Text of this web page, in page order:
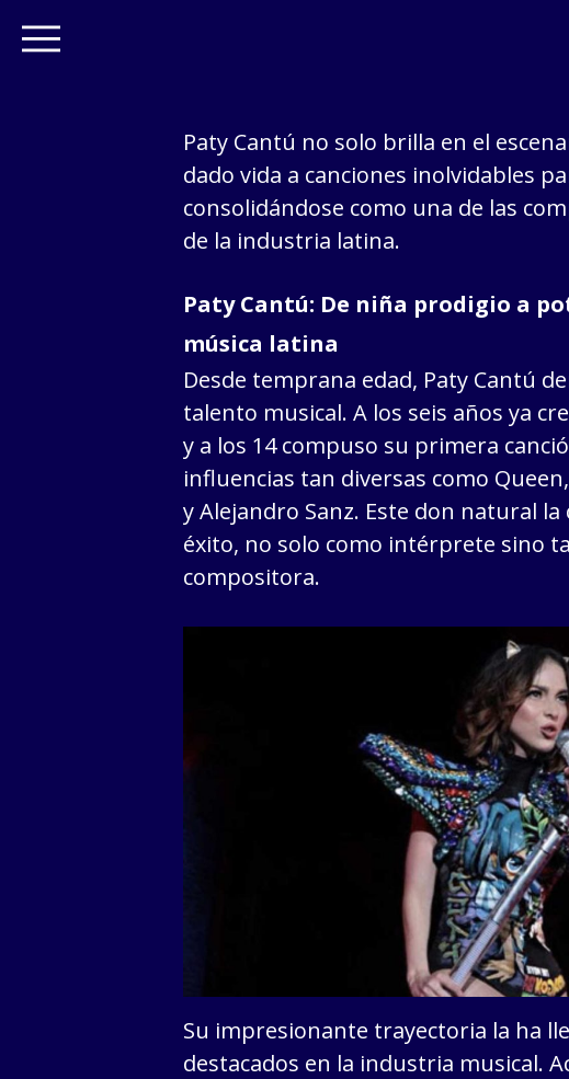
Paty Cantú no solo brilla en el
dado vida a canciones inolvidables
consolidándose como una de las
de la industria latina.
Paty Cantú: De niña prodigio a
música latina
Desde temprana edad, Paty Cantú
talento musical. A los seis años ya
y a los 14 compuso su primera
influencias tan diversas como
y Alejandro Sanz. Este don natural
éxito, no solo como intérprete sino
compositora.
Su impresionante trayectoria la ha
destacados en la industria musical.